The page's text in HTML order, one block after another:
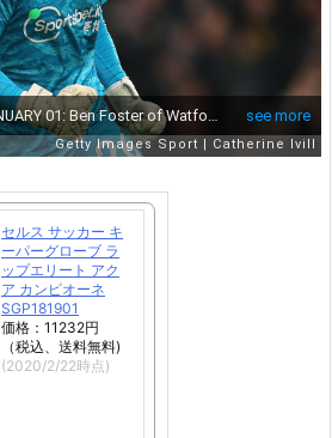
セルス サッカー キ
ーパーグローブ ラ
ップエリート アク
ア カンピオーネ
SGP181901
価格：11232円
（税込、送料無料)
(2020/2/22時点)